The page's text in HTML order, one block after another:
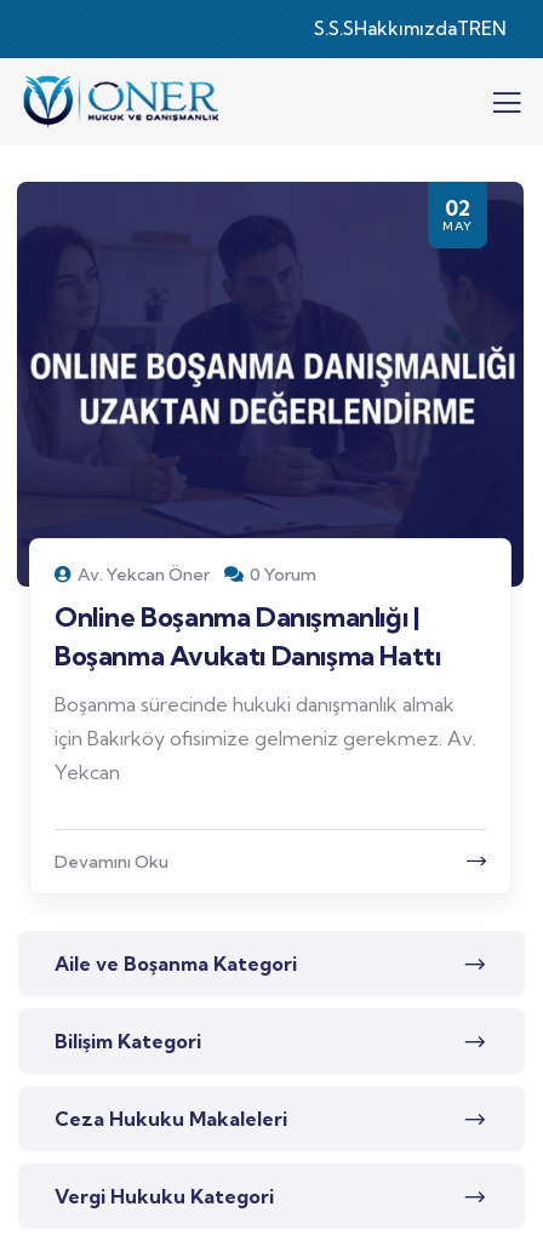
S.S.SHakkımızdaTREN
02
MAY
Av. Yekcan Öner 0 Yorum
Online Boşanma Danışmanlığı |
Boşanma Avukatı Danışma Hattı
Boşanma sürecinde hukuki danışmanlık almak
için Bakırköy ofisimize gelmeniz gerekmez. Av.
Yekcan
Devamını Oku
Aile ve Boşanma Kategori
Bilişim Kategori
Ceza Hukuku Makaleleri
Vergi Hukuku Kategori